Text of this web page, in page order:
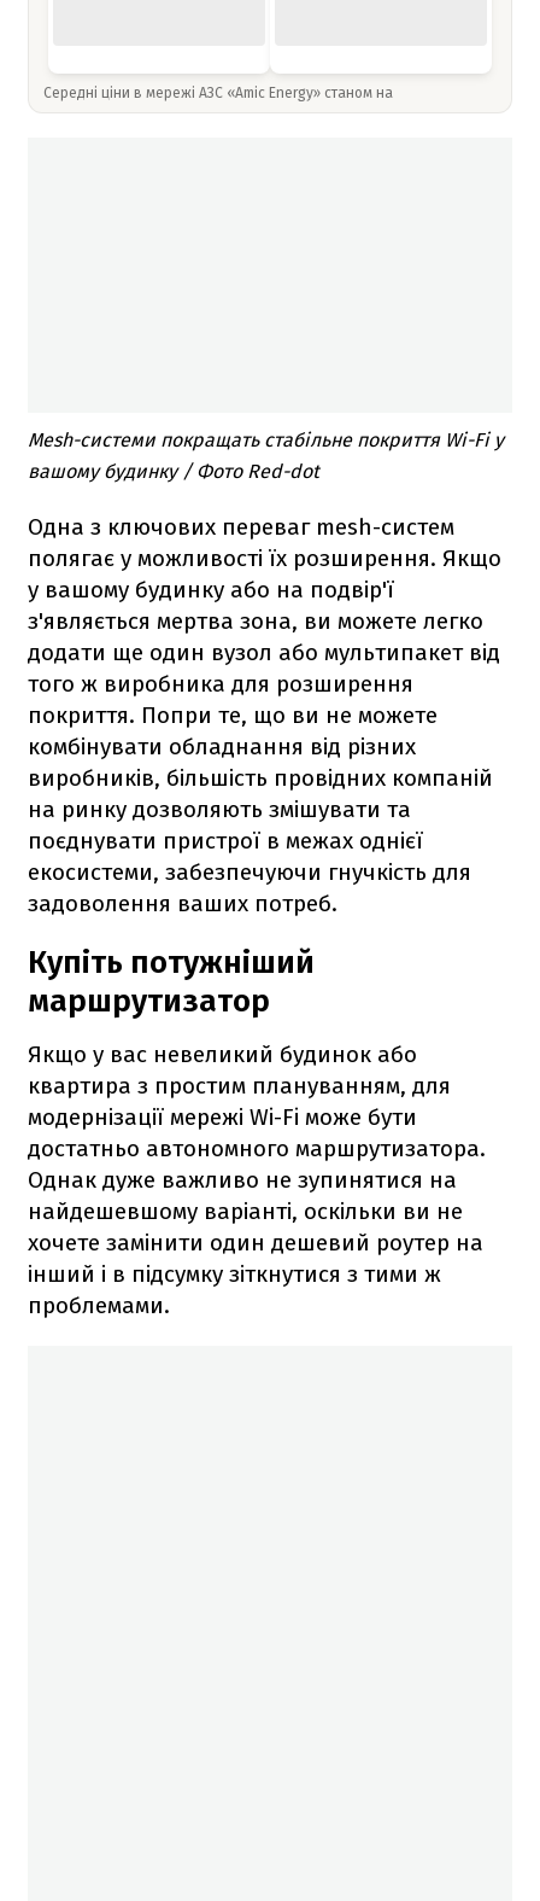
Середні ціни в мережі АЗС «Amic Energy» станом на
Mesh-системи покращать стабільне покриття Wi-Fi у
вашому будинку / Фото Red-dot
Одна з ключових переваг mesh-систем
полягає у можливості їх розширення. Якщо
у вашому будинку або на подвір'ї
з'являється мертва зона, ви можете легко
додати ще один вузол або мультипакет від
того ж виробника для розширення
покриття. Попри те, що ви не можете
комбінувати обладнання від різних
виробників, більшість провідних компаній
на ринку дозволяють змішувати та
поєднувати пристрої в межах однієї
екосистеми, забезпечуючи гнучкість для
задоволення ваших потреб.
Купіть потужніший
маршрутизатор
Якщо у вас невеликий будинок або
квартира з простим плануванням, для
модернізації мережі Wi-Fi може бути
достатньо автономного маршрутизатора.
Однак дуже важливо не зупинятися на
найдешевшому варіанті, оскільки ви не
хочете замінити один дешевий роутер на
інший і в підсумку зіткнутися з тими ж
проблемами.